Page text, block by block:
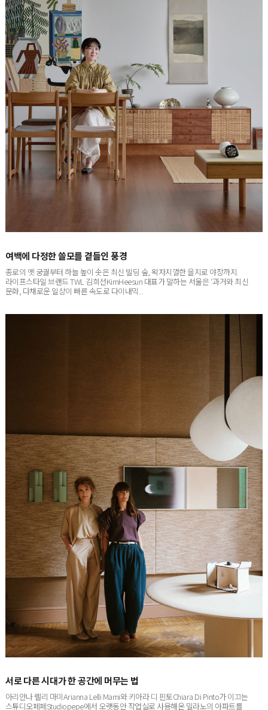
종로의 옛 궁궐부터 하늘 높이 솟은 최신 빌딩 숲, 왁자지껄한 을지로 야장까지.
라이프스타일 브랜드 TWL 김희선KimHeesun 대표가 말하는 서울은 ‘과거와 최신
문화, 다채로운 일상이 빠른 속도로 다이내믹...
아리안나 렐리 마미Arianna Lelli Mami와 키아라 디 핀토Chiara Di Pinto가 이끄는
스튜디오페페Studiopepe에서 오랫동안 작업실로 사용해온 밀라노의 아파트를
프로젝트 ‘더 인티머시The Intimacy’로 새롭게 공개했다...